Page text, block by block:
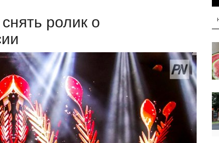
ролик о